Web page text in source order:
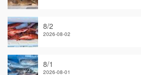
8/2
2026-08-02
8/1
2026-08-01